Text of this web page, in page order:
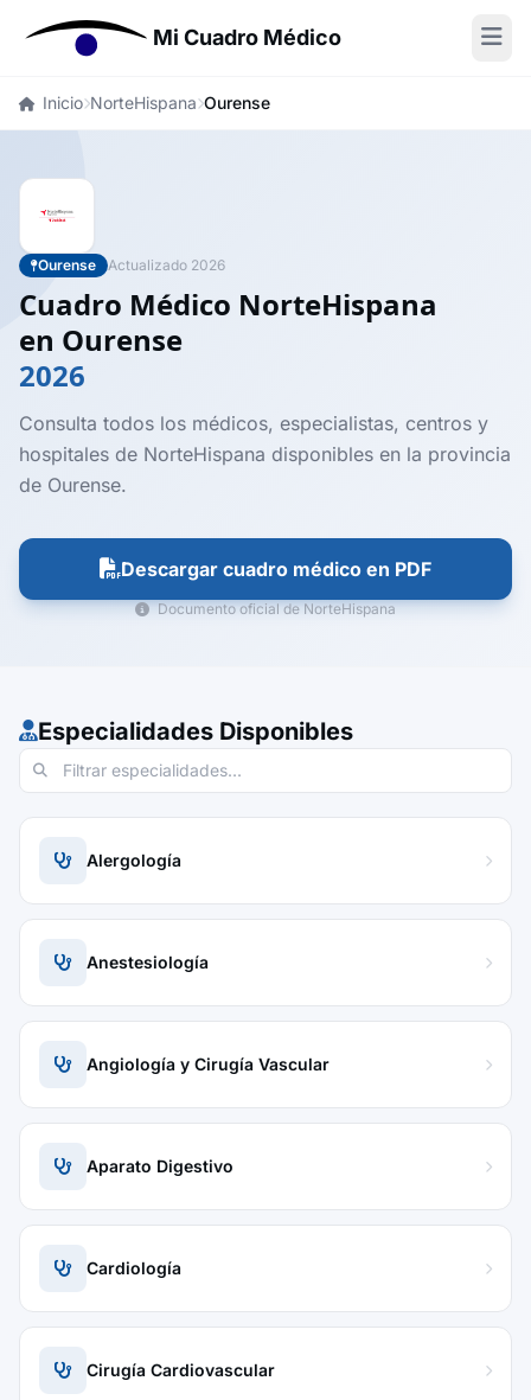
Mi Cuadro Médico
Inicio NorteHispana Ourense
Ourense Actualizado 2026
Cuadro Médico NorteHispana
en Ourense
2026
Consulta todos los médicos, especialistas, centros y
hospitales de NorteHispana disponibles en la provincia
de Ourense.
Descargar cuadro médico en PDF
Documento oficial de NorteHispana
Especialidades Disponibles
Alergología
Anestesiología
Angiología y Cirugía Vascular
Aparato Digestivo
Cardiología
Cirugía Cardiovascular